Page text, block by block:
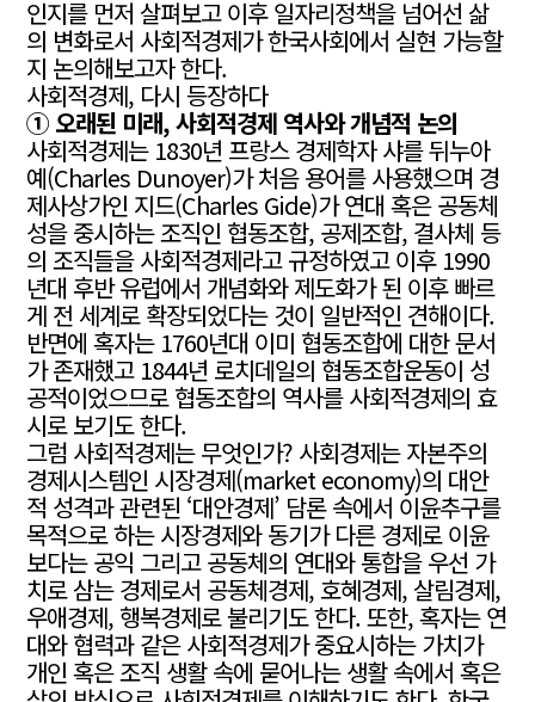
인지를 먼저 살펴보고 이후 일자리정책을 넘어선 삶
의 변화로서 사회적경제가 한국사회에서 실현 가능할
지 논의해보고자 한다.
사회적경제, 다시 등장하다
① 오래된 미래, 사회적경제 역사와 개념적 논의
사회적경제는 1830년 프랑스 경제학자 샤를 뒤누아
예(Charles Dunoyer)가 처음 용어를 사용했으며 경
제사상가인 지드(Charles Gide)가 연대 혹은 공동체
성을 중시하는 조직인 협동조합, 공제조합, 결사체 등
의 조직들을 사회적경제라고 규정하였고 이후 1990
년대 후반 유럽에서 개념화와 제도화가 된 이후 빠르
게 전 세계로 확장되었다는 것이 일반적인 견해이다.
반면에 혹자는 1760년대 이미 협동조합에 대한 문서
가 존재했고 1844년 로치데일의 협동조합운동이 성
공적이었으므로 협동조합의 역사를 사회적경제의 효
시로 보기도 한다.
그럼 사회적경제는 무엇인가? 사회경제는 자본주의
경제시스템인 시장경제(market economy)의 대안
적 성격과 관련된 ‘대안경제’ 담론 속에서 이윤추구를
목적으로 하는 시장경제와 동기가 다른 경제로 이윤
보다는 공익 그리고 공동체의 연대와 통합을 우선 가
치로 삼는 경제로서 공동체경제, 호혜경제, 살림경제,
우애경제, 행복경제로 불리기도 한다. 또한, 혹자는 연
대와 협력과 같은 사회적경제가 중요시하는 가치가
개인 혹은 조직 생활 속에 묻어나는 생활 속에서 혹은